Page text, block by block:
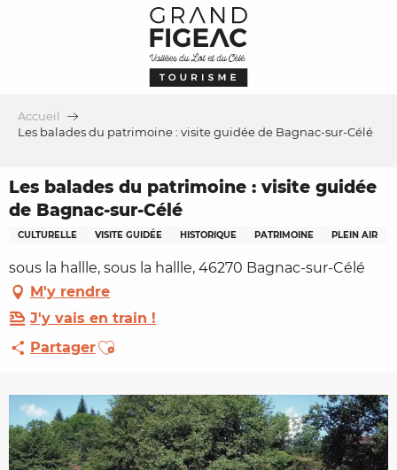
Accueil
Les balades du patrimoine : visite guidée de Bagnac-sur-Célé
Les balades du patrimoine : visite guidée
de Bagnac-sur-Célé
CULTURELLE VISITE GUIDÉE HISTORIQUE PATRIMOINE PLEIN AIR
sous la hallle, sous la hallle, 46270 Bagnac-sur-Célé
M'y rendre
J'y vais en train !
PartagerAjouter aux favoris